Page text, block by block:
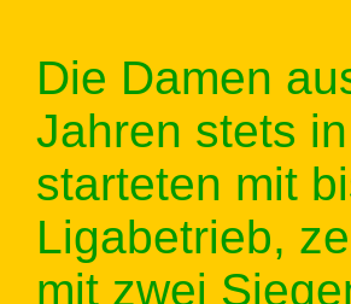
Die Damen
Jahren stets
starteten mit
Ligabetrieb,
mit zwei